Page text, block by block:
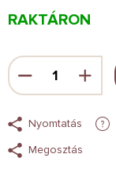
Egységár:
RAKTÁRON
Nyomtatás
Megosztás